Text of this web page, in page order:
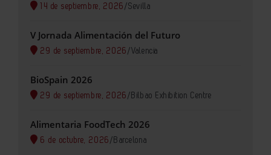
14 de septiembre, 2026 /Sevilla
V Jornada Alimentación del Futuro
29 de septiembre, 2026 /Valencia
BioSpain 2026
29 de septiembre, 2026 / Bilbao Exhibition Centre
Alimentaria FoodTech 2026
6 de octubre, 2026 / Barcelona